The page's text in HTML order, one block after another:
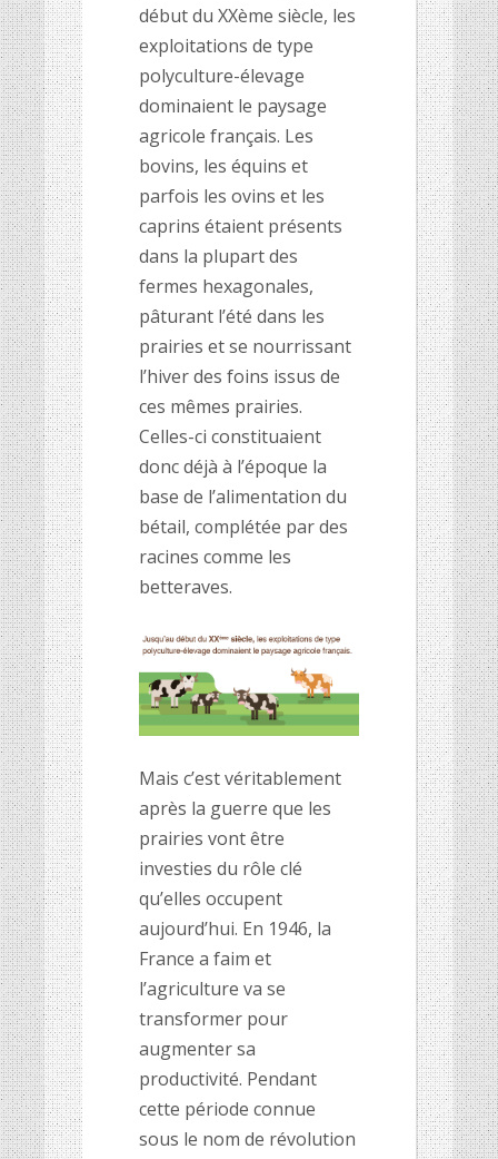
début du XXème siècle, les
exploitations de type
polyculture-élevage
dominaient le paysage
agricole français. Les
bovins, les équins et
parfois les ovins et les
caprins étaient présents
dans la plupart des
fermes hexagonales,
pâturant l’été dans les
prairies et se nourrissant
l’hiver des foins issus de
ces mêmes prairies.
Celles-ci constituaient
donc déjà à l’époque la
base de l’alimentation du
bétail, complétée par des
racines comme les
betteraves.
Mais c’est véritablement
après la guerre que les
prairies vont être
investies du rôle clé
qu’elles occupent
aujourd’hui. En 1946, la
France a faim et
l’agriculture va se
transformer pour
augmenter sa
productivité. Pendant
cette période connue
sous le nom de révolution